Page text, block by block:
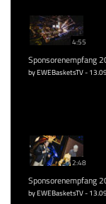
4:55
Sponsorenempfang
by EWEBasketsTV -
2:48
Sponsorenempfang
by EWEBasketsTV -